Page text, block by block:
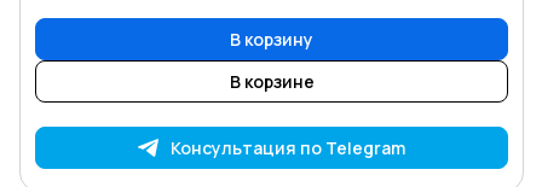
В корзину
В корзине
Консультация по Telegram